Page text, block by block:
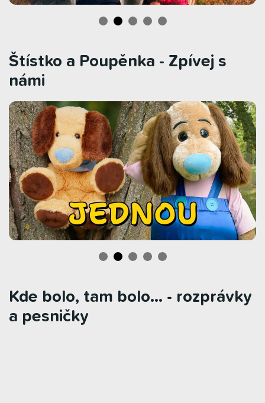
Štístko a Poupěnka - Zpívej s
námi
Kde bolo, tam bolo… - rozprávky
a pesničky